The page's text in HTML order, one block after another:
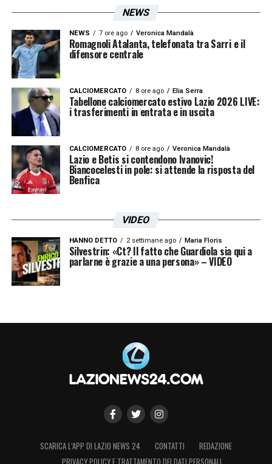
Sport, immaginare il giocatore in
biancoceleste non è un’utopia.
LA PLAYLIST DELLE NOSTRE TOP NEWS
NEWS
NEWS 7 ore ago Veronica Mandalà
Romagnoli Atalanta, telefonata tra Sarri e il
difensore centrale
CALCIOMERCATO 8 ore ago Elia Serra
Tabellone calciomercato estivo Lazio 2026 LIVE:
i trasferimenti in entrata e in uscita
CALCIOMERCATO 8 ore ago Veronica Mandalà
Lazio e Betis si contendono Ivanovic!
Biancocelesti in pole: si attende la risposta del
Benfica
VIDEO
HANNO DETTO 2 settimane ago Maria Floris
Silvestrin: «Ct? Il fatto che Guardiola sia qui a
parlarne è grazie a una persona» – VIDEO
SCARICA L’APP DI LAZIO NEWS 24 CONTATTI
REDAZIONE